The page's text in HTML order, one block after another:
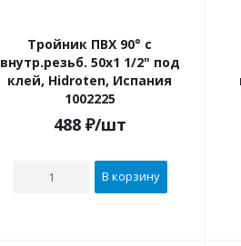
Тройник ПВХ 90° с
внутр.резьб. 50х1 1/2" под
клей, Hidroten, Испания
1002225
488₽/шт
В корзину